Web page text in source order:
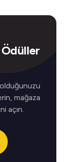
mağaza
açın.